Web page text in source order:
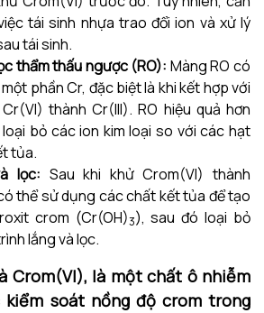
tái sinh nhựa trao đổi ion và xử lý
tái sinh.
thẩm thấu ngược (RO): Màng RO có
phần Cr, đặc biệt là khi kết hợp với
thành Cr(III). RO hiệu quả hơn
bỏ các ion kim loại so với các hạt
tủa.
lọc: Sau khi khử Crom(VI) thành
thể sử dụng các chất kết tủa để tạo
crom (Cr(OH)3), sau đó loại bỏ
lắng và lọc.
Crom(VI), là một chất ô nhiễm
kiểm soát nồng độ crom trong